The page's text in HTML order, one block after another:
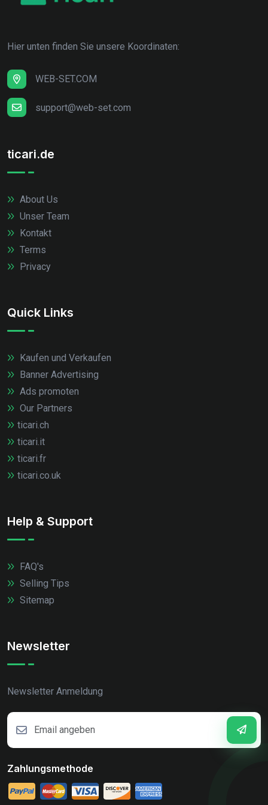
Hier unten finden Sie unsere Koordinaten:
WEB-SET.COM
support@web-set.com
ticari.de
About Us
Unser Team
Kontakt
Terms
Privacy
Quick Links
Kaufen und Verkaufen
Banner Advertising
Ads promoten
Our Partners
ticari.ch
ticari.it
ticari.fr
ticari.co.uk
Help & Support
FAQ's
Selling Tips
Sitemap
Newsletter
Newsletter Anmeldung
Zahlungsmethode